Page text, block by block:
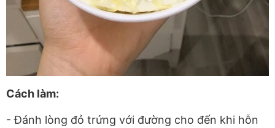
Cách làm:
- Đánh lòng đỏ trứng với đường cho đến khi hỗn